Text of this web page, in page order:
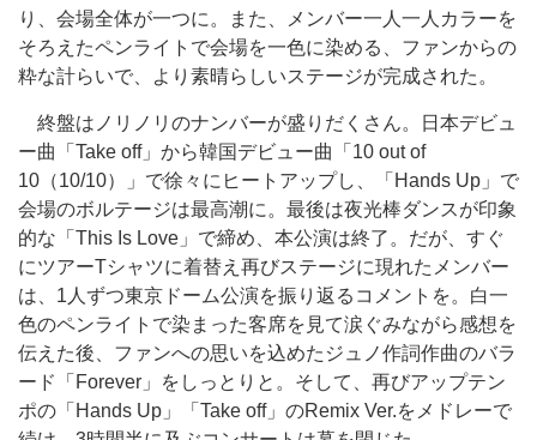
り、会場全体が一つに。また、メンバー一人一人カラーを
そろえたペンライトで会場を一色に染める、ファンからの
粋な計らいで、より素晴らしいステージが完成された。
終盤はノリノリのナンバーが盛りだくさん。日本デビュ
ー曲「Take off」から韓国デビュー曲「10 out of
10（10/10）」で徐々にヒートアップし、「Hands Up」で
会場のボルテージは最高潮に。最後は夜光棒ダンスが印象
的な「This Is Love」で締め、本公演は終了。だが、すぐ
にツアーTシャツに着替え再びステージに現れたメンバー
は、1人ずつ東京ドーム公演を振り返るコメントを。白一
色のペンライトで染まった客席を見て涙ぐみながら感想を
伝えた後、ファンへの思いを込めたジュノ作詞作曲のバラ
ード「Forever」をしっとりと。そして、再びアップテン
ポの「Hands Up」「Take off」のRemix Ver.をメドレーで